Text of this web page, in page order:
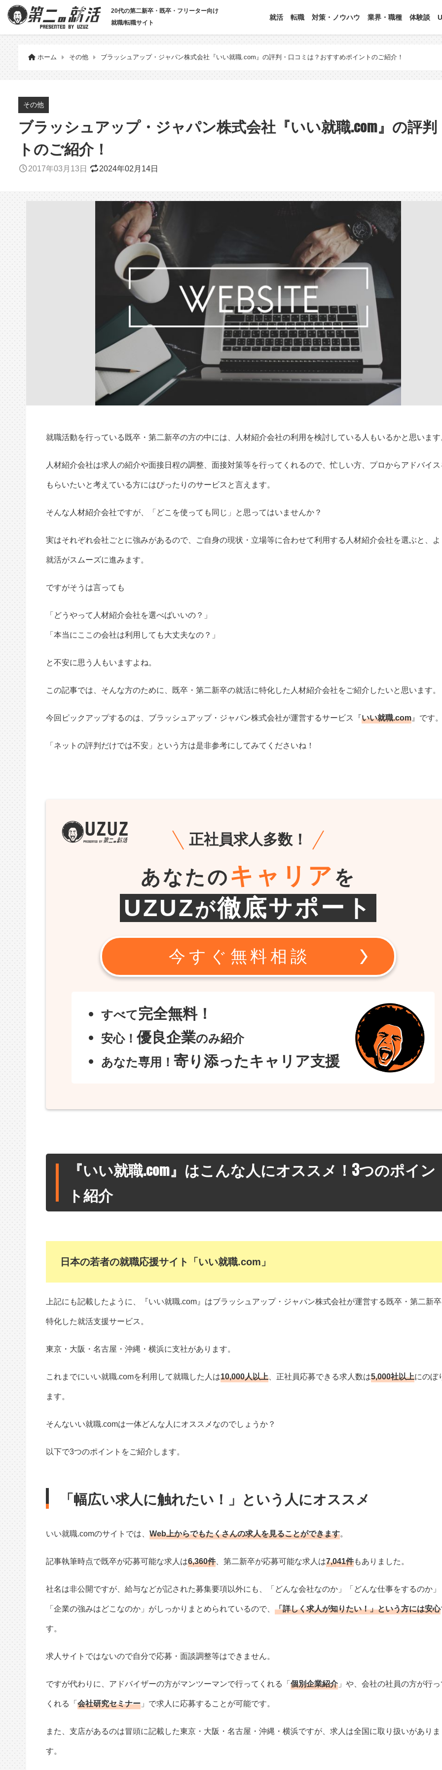
20代の第二新卒・既卒・フリーター向け
就職/転職サイト
就活 転職 対策・ノウハウ 業界・職種 体験談
ホーム その他 ブラッシュアップ・ジャパン株式会社『いい就職.com』の評判・口コミは？おすすめポイントのご紹介！
その他
ブラッシュアップ・ジャパン株式会社『いい就職.com』の評
トのご紹介！
2017年03月13日 2024年02月14日
就職活動を行っている既卒・第二新卒の方の中には、人材紹介会社の利用を検討している人もいるかと思います
人材紹介会社は求人の紹介や面接日程の調整、面接対策等を行ってくれるので、忙しい方、プロからアドバイス
もらいたいと考えている方にはぴったりのサービスと言えます。
そんな人材紹介会社ですが、「どこを使っても同じ」と思ってはいませんか？
実はそれぞれ会社ごとに強みがあるので、ご自身の現状・立場等に合わせて利用する人材紹介会社を選ぶと、よ
就活がスムーズに進みます。
ですがそうは言っても
「どうやって人材紹介会社を選べばいいの？」
「本当にここの会社は利用しても大丈夫なの？」
と不安に思う人もいますよね。
この記事では、そんな方のために、既卒・第二新卒の就活に特化した人材紹介会社をご紹介したいと思います。
今回ピックアップするのは、ブラッシュアップ・ジャパン株式会社が運営するサービス『いい就職.com 』です
「ネットの評判だけでは不安」という方は是非参考にしてみてくださいね！
正社員求人多数！
あなたの キャリア を
UZUZが徹底サポート
今すぐ無料相談
すべて完全無料！
安心！優良企業のみ紹介
あなた専用！ 寄り添ったキャリア支援
『いい就職.com』はこんな人にオススメ！3つのポイン
ト紹介
日本の若者の就職応援サイト「いい就職.com」
上記にも記載したように、『いい就職.com』はブラッシュアップ・ジャパン株式会社が運営する既卒・第二新
特化した就活支援サービス。
東京・大阪・名古屋・沖縄・横浜に支社があります。
これまでにいい就職.comを利用して就職した人は10,000人以上 、正社員応募できる求人数は5,000社以上にのぼ
ます。
そんないい就職.comは一体どんな人にオススメなのでしょうか？
以下で3つのポイントをご紹介します。
「幅広い求人に触れたい！」という人にオススメ
いい就職.comのサイトでは、 Web上からでもたくさんの求人を見ることができます。
記事執筆時点で既卒が応募可能な求人は6,360件、第二新卒が応募可能な求人は7,041件もありました。
社名は非公開ですが、給与などが記された募集要項以外にも、「どんな会社なのか」「どんな仕事をするのか」
「企業の強みはどこなのか」がしっかりまとめられているので、 「詳しく求人が知りたい！」という方には安心
す。
求人サイトではないので自分で応募・面談調整等はできません。
ですが代わりに、アドバイザーの方がマンツーマンで行ってくれる「 個別企業紹介 」や、会社の社員の方が行
くれる「 会社研究セミナー 」で求人に応募することが可能です。
また、支店があるのは冒頭に記載した東京・大阪・名古屋・沖縄・横浜ですが、求人は全国に取り扱いがありま
す。